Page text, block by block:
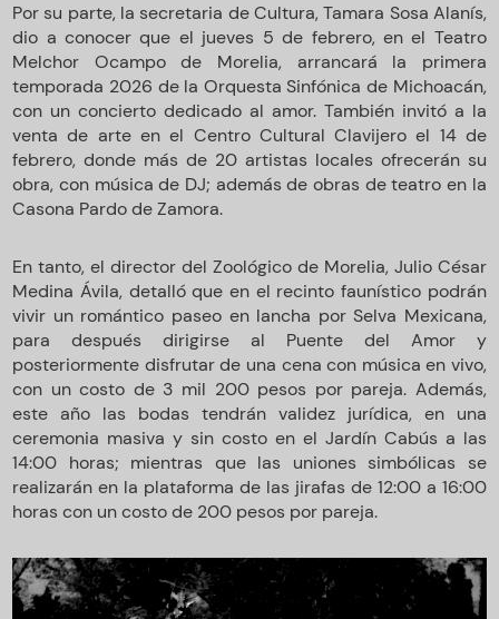
Por su parte, la secretaria de Cultura, Tamara Sosa Alanís,
dio a conocer que el jueves 5 de febrero, en el Teatro
Melchor Ocampo de Morelia, arrancará la primera
temporada 2026 de la Orquesta Sinfónica de Michoacán,
con un concierto dedicado al amor. También invitó a la
venta de arte en el Centro Cultural Clavijero el 14 de
febrero, donde más de 20 artistas locales ofrecerán su
obra, con música de DJ; además de obras de teatro en la
Casona Pardo de Zamora.
En tanto, el director del Zoológico de Morelia, Julio César
Medina Ávila, detalló que en el recinto faunístico podrán
vivir un romántico paseo en lancha por Selva Mexicana,
para después dirigirse al Puente del Amor y
posteriormente disfrutar de una cena con música en vivo,
con un costo de 3 mil 200 pesos por pareja. Además,
este año las bodas tendrán validez jurídica, en una
ceremonia masiva y sin costo en el Jardín Cabús a las
14:00 horas; mientras que las uniones simbólicas se
realizarán en la plataforma de las jirafas de 12:00 a 16:00
horas con un costo de 200 pesos por pareja.